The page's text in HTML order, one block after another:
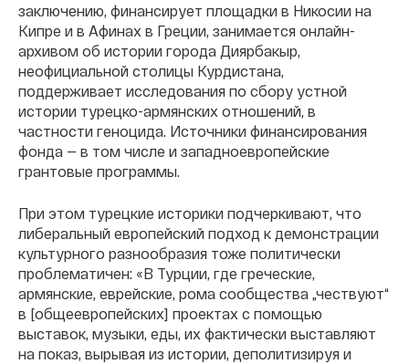
заключению, финансирует площадки в Никосии на
Кипре и в Афинах в Греции, занимается онлайн-
архивом об истории города Диярбакыр,
неофициальной столицы Курдистана,
поддерживает исследования по сбору устной
истории турецко-армянских отношений, в
частности геноцида. Источники финансирования
фонда — в том числе и западноевропейские
грантовые программы.
При этом турецкие историки подчеркивают, что
либеральный европейский подход к демонстрации
культурного разнообразия тоже политически
проблематичен: «В Турции, где греческие,
армянские, еврейские, рома сообщества „чествуют“
в [общеевропейских] проектах с помощью
выставок, музыки, еды, их фактически выставляют
на показ, вырывая из истории, деполитизируя и